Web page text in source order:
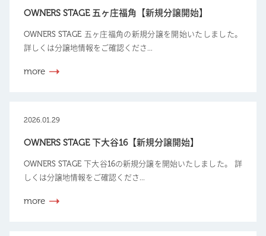
OWNERS STAGE 五ヶ庄福角【新規分譲開始】
OWNERS STAGE 五ヶ庄福角の新規分譲を開始いたしました。
詳しくは分譲地情報をご確認くださ...
more
2026.01.29
OWNERS STAGE 下大谷16【新規分譲開始】
OWNERS STAGE 下大谷16の新規分譲を開始いたしました。 詳
しくは分譲地情報をご確認くださ...
more